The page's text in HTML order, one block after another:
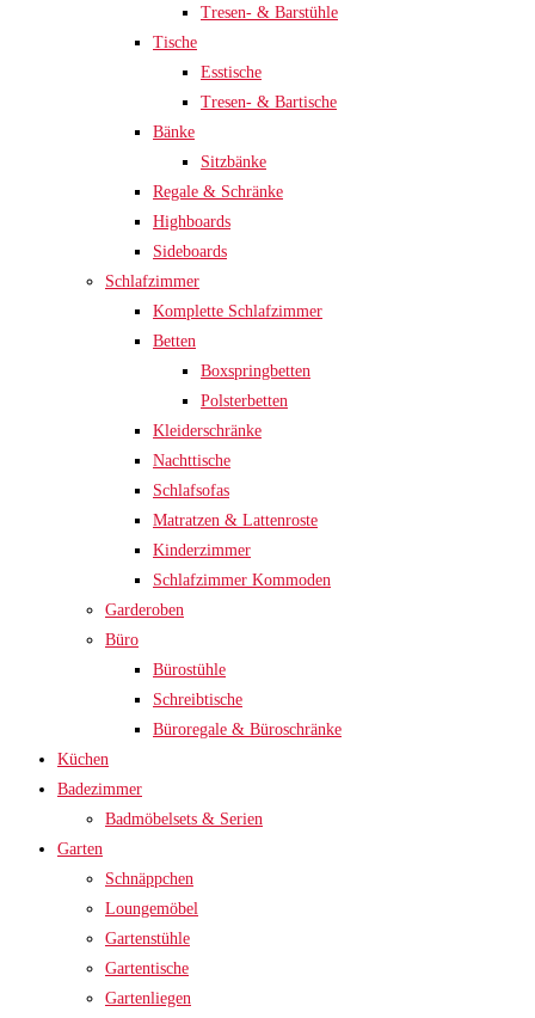
Tresen- & Barstühle
Tische
Esstische
Tresen- & Bartische
Bänke
Sitzbänke
Regale & Schränke
Highboards
Sideboards
Schlafzimmer
Komplette Schlafzimmer
Betten
Boxspringbetten
Polsterbetten
Kleiderschränke
Nachttische
Schlafsofas
Matratzen & Lattenroste
Kinderzimmer
Schlafzimmer Kommoden
Garderoben
Büro
Bürostühle
Schreibtische
Büroregale & Büroschränke
Küchen
Badezimmer
Badmöbelsets & Serien
Garten
Schnäppchen
Loungemöbel
Gartenstühle
Gartentische
Gartenliegen